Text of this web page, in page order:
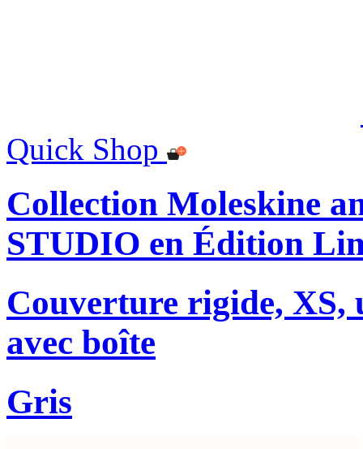
Quick Shop
Collection Moleskine
STUDIO en Édition
Couverture rigide, XS,
avec boîte
Gris